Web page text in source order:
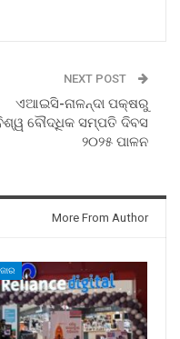
NEXT POST
ଏଆଇସି-ନାଳନ୍ଦା ପକ୍ଷରୁ
ବୌଦ୍ଧିକ ସମ୍ପତି ଦିବସ
୨୦୨୫ ପାଳନ
More From Author